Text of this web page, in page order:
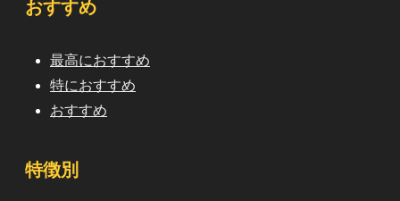
おすすめ
最高におすすめ
特におすすめ
おすすめ
特徴別